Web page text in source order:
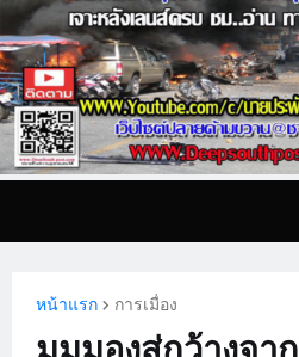
หน้าแรก การเมื่อง